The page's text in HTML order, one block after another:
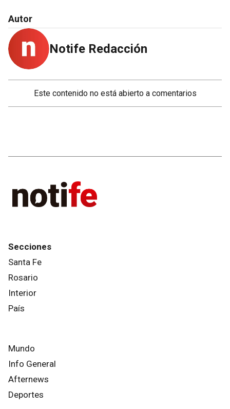
Autor
Notife Redacción
Este contenido no está abierto a comentarios
Secciones
Santa Fe
Rosario
Interior
País
Mundo
Info General
Afternews
Deportes